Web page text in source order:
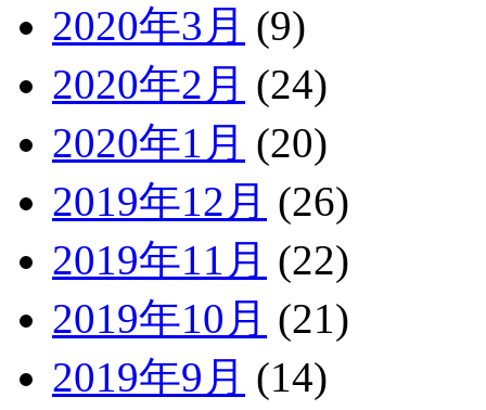
2020年3月 (9)
2020年2月 (24)
2020年1月 (20)
2019年12月 (26)
2019年11月 (22)
2019年10月 (21)
2019年9月 (14)